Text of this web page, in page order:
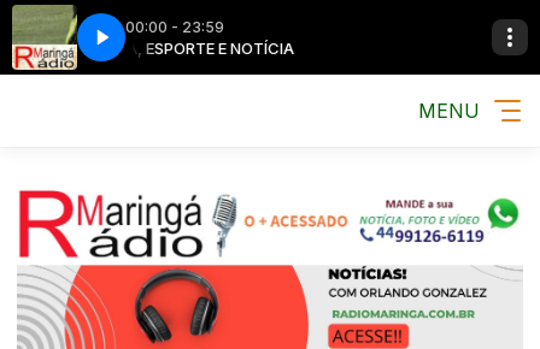
00:00 - 23:59
MÚSICA, ESPORTE E NOTÍCIA
MENU